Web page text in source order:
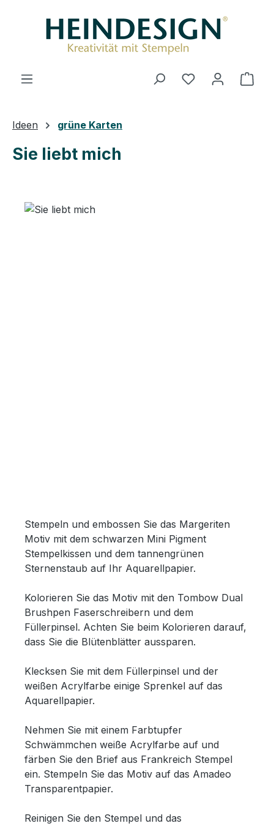
Du hast 0
Ideen grüne Karten
Sie liebt mich
Stempeln und embossen Sie das Margeriten
Motiv mit dem schwarzen Mini Pigment
Stempelkissen und dem tannengrünen
Sternenstaub auf Ihr Aquarellpapier.
Kolorieren Sie das Motiv mit den Tombow Dual
Brushpen Faserschreibern und dem
Füllerpinsel. Achten Sie beim Kolorieren darauf,
dass Sie die Blütenblätter aussparen.
Klecksen Sie mit dem Füllerpinsel und der
weißen Acrylfarbe einige Sprenkel auf das
Aquarellpapier.
Nehmen Sie mit einem Farbtupfer
Schwämmchen weiße Acrylfarbe auf und
färben Sie den Brief aus Frankreich Stempel
ein. Stempeln Sie das Motiv auf das Amadeo
Transparentpapier.
Reinigen Sie den Stempel und das